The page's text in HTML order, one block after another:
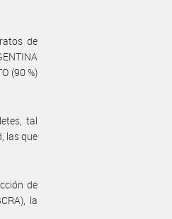
de
(90 %)
tal
las que
de
la